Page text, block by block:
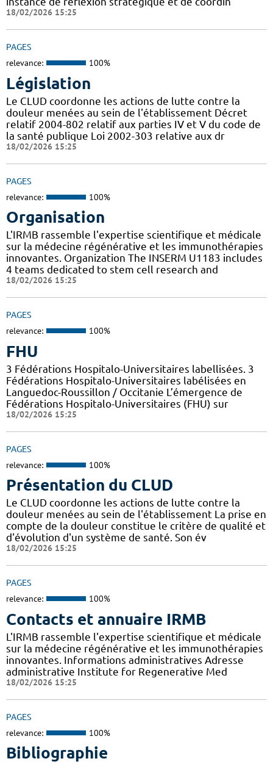
18/02/2026 15:25
PAGES
relevance: 100%
Législation
Le CLUD coordonne les actions de lutte contre la
douleur menées au sein de l'établissement Décret
relatif 2004-802 relatif aux parties IV et V du code de
la santé publique Loi 2002-303 relative aux dr
18/02/2026 15:25
PAGES
relevance: 100%
Organisation
L'IRMB rassemble l'expertise scientifique et médicale
sur la médecine régénérative et les immunothérapies
innovantes. Organization The INSERM U1183 includes
4 teams dedicated to stem cell research and
18/02/2026 15:25
PAGES
relevance: 100%
FHU
3 Fédérations Hospitalo-Universitaires labellisées. 3
Fédérations Hospitalo-Universitaires labélisées en
Languedoc-Roussillon / Occitanie L’émergence de
Fédérations Hospitalo-Universitaires (FHU) sur
18/02/2026 15:25
PAGES
relevance: 100%
Présentation du CLUD
Le CLUD coordonne les actions de lutte contre la
douleur menées au sein de l'établissement La prise en
compte de la douleur constitue le critère de qualité et
d'évolution d'un système de santé. Son év
18/02/2026 15:25
PAGES
relevance: 100%
Contacts et annuaire IRMB
L'IRMB rassemble l'expertise scientifique et médicale
sur la médecine régénérative et les immunothérapies
innovantes. Informations administratives Adresse
administrative Institute for Regenerative Med
18/02/2026 15:25
PAGES
relevance: 100%
Bibliographie